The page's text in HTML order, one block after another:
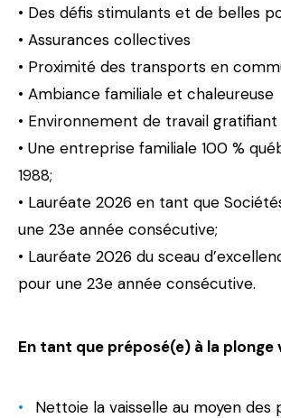
• Des défis stimulants et de belles
• Assurances collectives
• Proximité des transports en
• Ambiance familiale et chaleureuse
• Environnement de travail
• Une entreprise familiale 100 %
1988;
• Lauréate 2026 en tant que
une 23e année consécutive;
• Lauréate 2026 du sceau
pour une 23e année consécutive.
En tant que préposé(e) à la plonge
Nettoie la vaisselle au moyen des